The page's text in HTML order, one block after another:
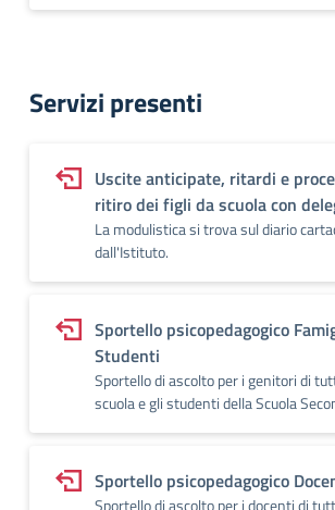
Servizi presenti
Uscite anticipate, ritardi e
ritiro dei figli da scuola con
La modulistica si trova sul diario
dall'Istituto.
Sportello psicopedagogico
Studenti
Sportello di ascolto per i genitori di
scuola e gli studenti della Scuola
Sportello psicopedagogico
Sportello di ascolto per i docenti di